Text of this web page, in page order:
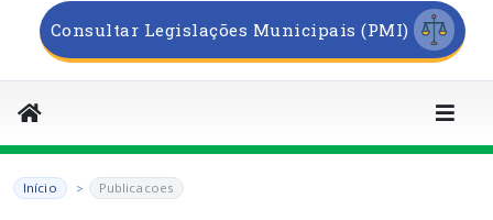
Consultar Legislações Municipais (PMI)
Início Publicacoes